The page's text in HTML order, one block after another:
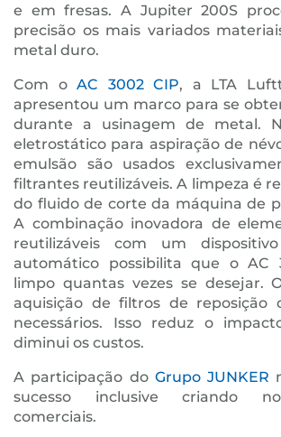
e em fresas. A Jupiter 200S
precisão os mais variados
metal duro.
Com o AC 3002 CIP, a LTA
apresentou um marco para se
durante a usinagem de metal.
eletrostático para aspiração de
emulsão são usados
filtrantes reutilizáveis. A limpeza é
do fluido de corte da máquina de
A combinação inovadora de
reutilizáveis com um
automático possibilita que o AC
limpo quantas vezes se desejar.
aquisição de filtros de reposição
necessários. Isso reduz o
diminui os custos.
A participação do Grupo JUNKER
sucesso inclusive criando
comerciais.